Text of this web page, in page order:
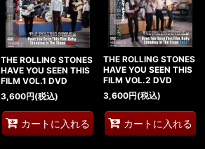
THE ROLLING STONES
HAVE YOU SEEN THIS
FILM VOL.1 DVD
3,600円(税込)
カートに入れる
THE ROLLING STONES
HAVE YOU SEEN THIS
FILM VOL.2 DVD
3,600円(税込)
カートに入れる